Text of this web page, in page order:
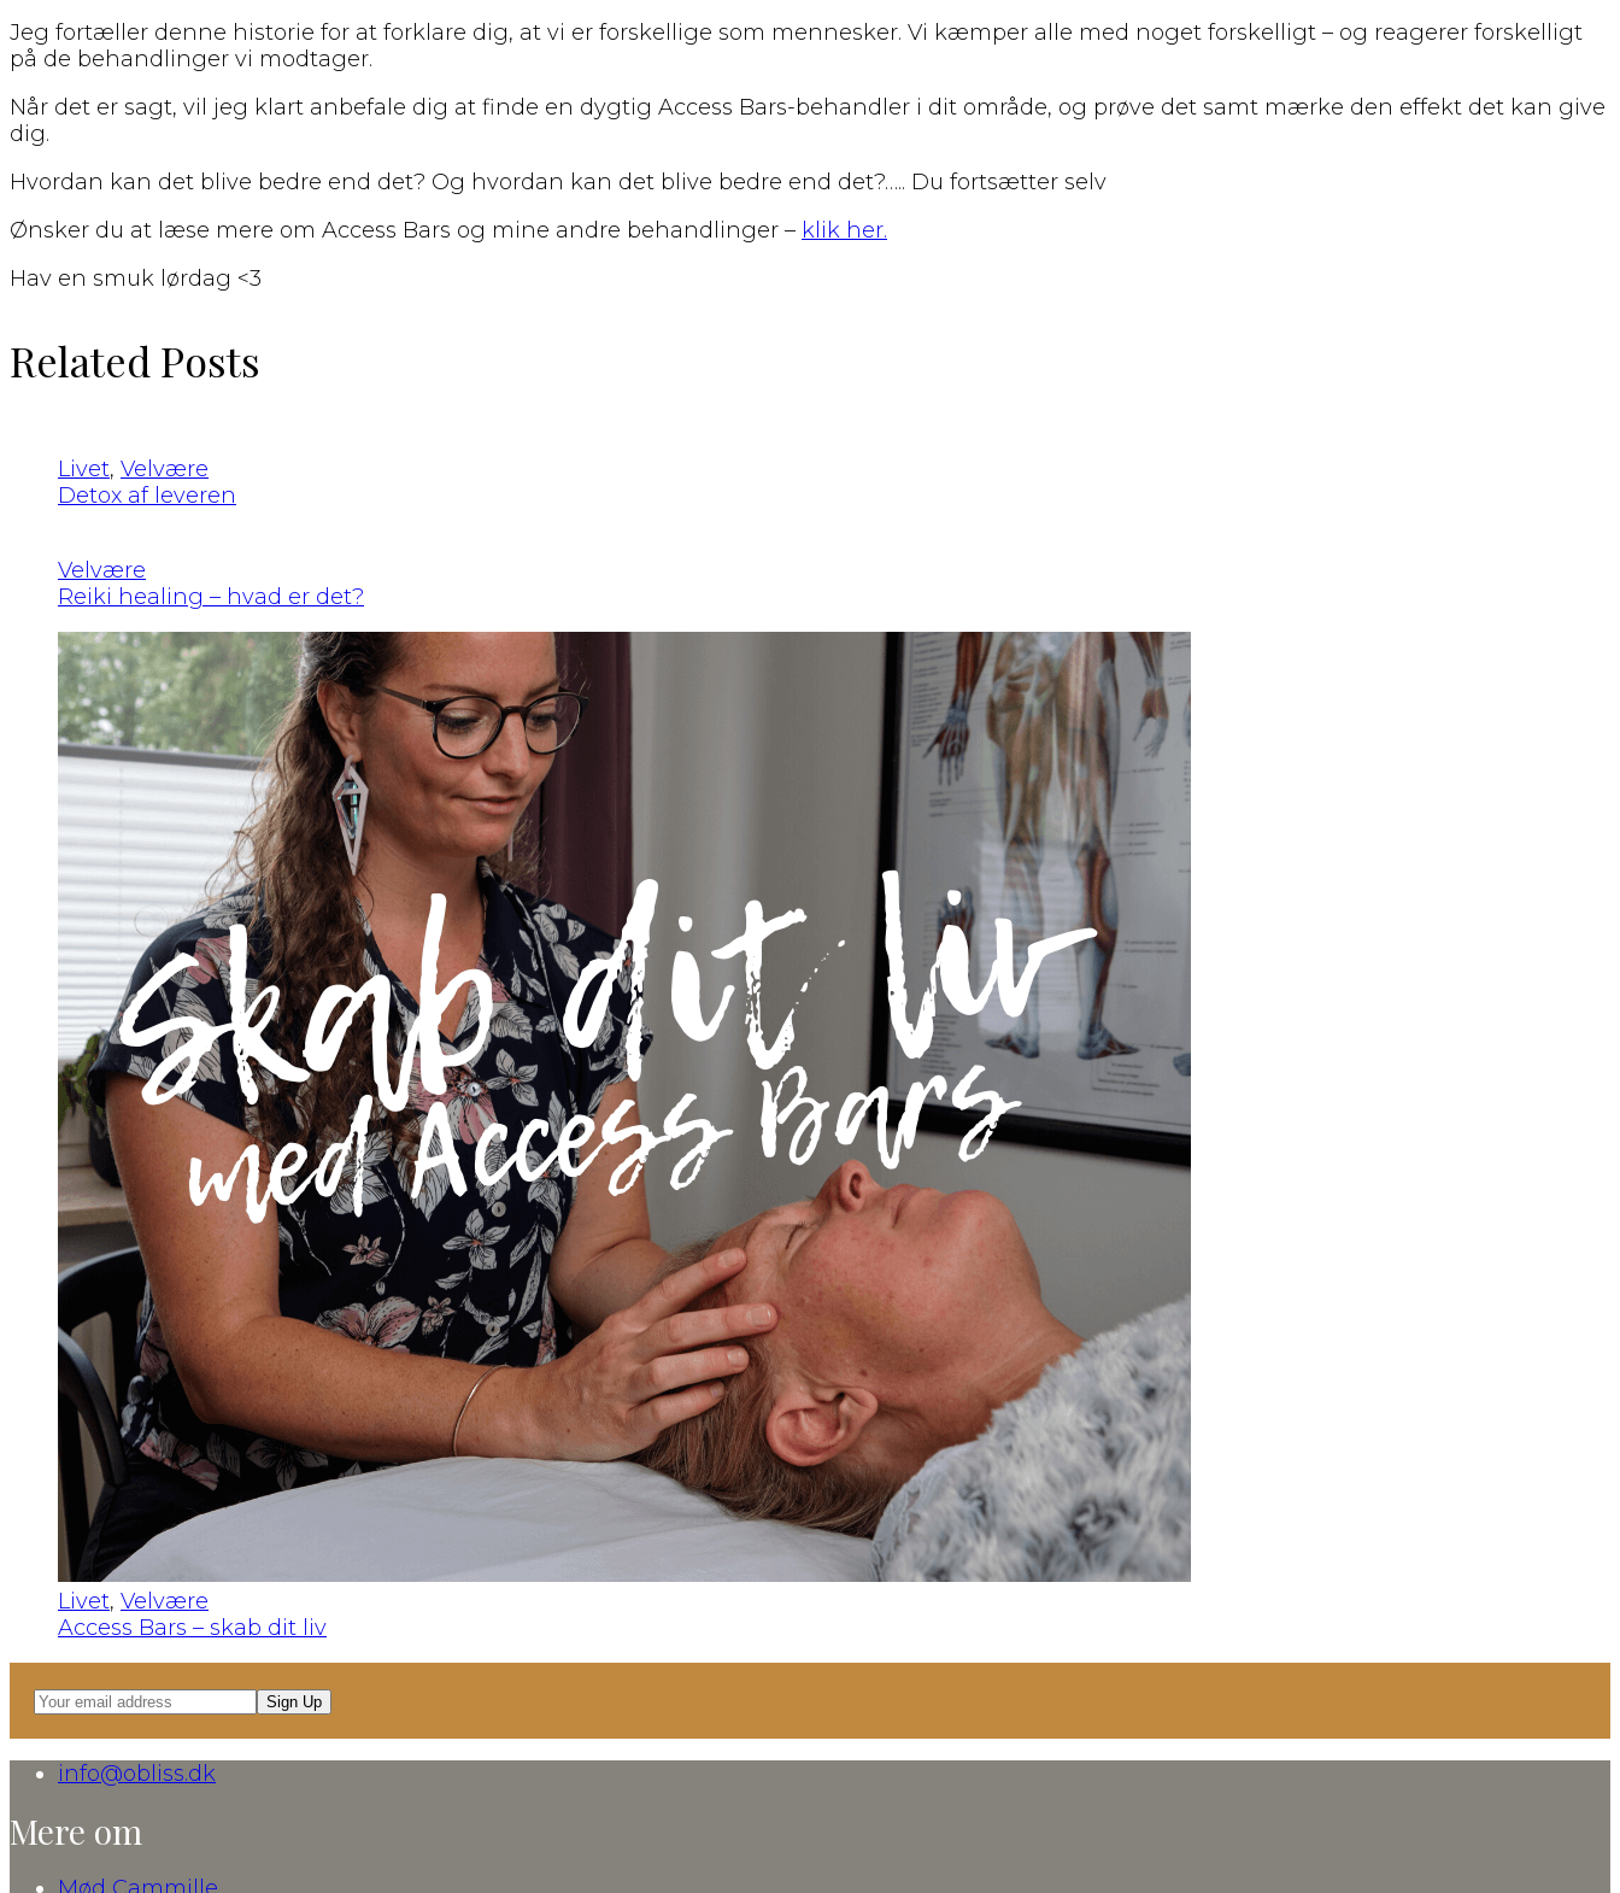
Jeg fortæller denne historie for at forklare dig, at vi er forskellige som mennesker. Vi kæmper alle med noget forskelligt – og reagerer forskelligt
på de behandlinger vi modtager.
Når det er sagt, vil jeg klart anbefale dig at finde en dygtig Access Bars-behandler i dit område, og prøve det samt mærke den effekt det kan give
dig.
Hvordan kan det blive bedre end det? Og hvordan kan det blive bedre end det?….. Du fortsætter selv
Ønsker du at læse mere om Access Bars og mine andre behandlinger – klik her.
Hav en smuk lørdag <3
Related Posts
Livet, Velvære
Detox af leveren
Velvære
Reiki healing – hvad er det?
Livet, Velvære
Access Bars – skab dit liv
Your
Sign Up
info@obliss.dk
Mere om